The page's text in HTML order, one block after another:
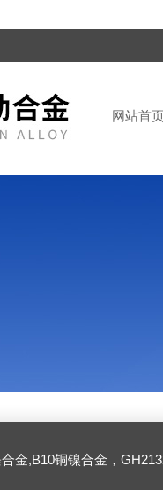
网站首
铜镍合金，GH2132高温合金，C276